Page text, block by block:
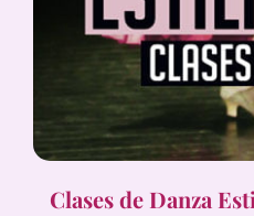
Clases de Danza